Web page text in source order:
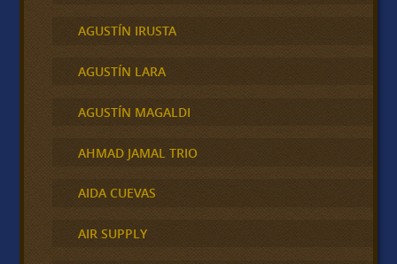
AGUSTÍN IRUSTA
AGUSTÍN LARA
AGUSTÍN MAGALDI
AHMAD JAMAL TRIO
AIDA CUEVAS
AIR SUPPLY